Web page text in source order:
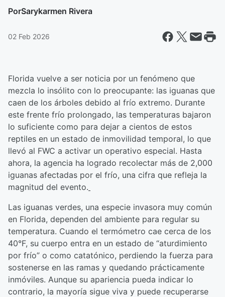
PorSarykarmen Rivera
02 Feb 2026
Florida vuelve a ser noticia por un fenómeno que
mezcla lo insólito con lo preocupante: las iguanas que
caen de los árboles debido al frío extremo. Durante
este frente frío prolongado, las temperaturas bajaron
lo suficiente como para dejar a cientos de estos
reptiles en un estado de inmovilidad temporal, lo que
llevó al FWC a activar un operativo especial. Hasta
ahora, la agencia ha logrado recolectar más de 2,000
iguanas afectadas por el frío, una cifra que refleja la
magnitud del evento.
Las iguanas verdes, una especie invasora muy común
en Florida, dependen del ambiente para regular su
temperatura. Cuando el termómetro cae cerca de los
40°F, su cuerpo entra en un estado de “aturdimiento
por frío” o como catatónico, perdiendo la fuerza para
sostenerse en las ramas y quedando prácticamente
inmóviles. Aunque su apariencia pueda indicar lo
contrario, la mayoría sigue viva y puede recuperarse